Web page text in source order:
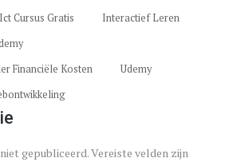
Ict Cursus Gratis
Interactief Leren
Financiële Kosten
Udemy
gepubliceerd.Vereiste velden zijn